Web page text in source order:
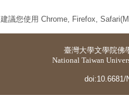
建議您使用 Chrome, Firefox,
臺灣大學文學院佛
National Taiwan
doi:10.6681/